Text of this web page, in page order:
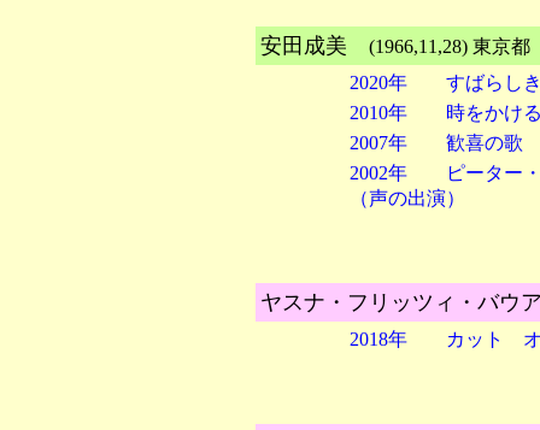
安田成美 (1966,11,28)
2020年 すばらし
2010年 時をかけ
2007年 歓喜の歌
2002年 ピーター・
（声の出演）
ヤスナ・フリッツィ・バウ
2018年 カット